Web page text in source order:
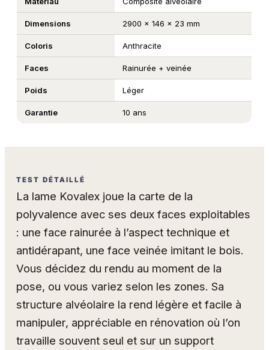
Dimensions 2900 x 146 x 23 mm
Coloris Anthracite
Faces Rainurée + veinée
Poids Léger
Garantie 10 ans
TEST DÉTAILLÉ
La lame Kovalex joue la carte de la
polyvalence avec ses deux faces exploitables
: une face rainurée à l’aspect technique et
antidérapant, une face veinée imitant le bois.
Vous décidez du rendu au moment de la
pose, ou vous variez selon les zones. Sa
structure alvéolaire la rend légère et facile à
manipuler, appréciable en rénovation où l’on
travaille souvent seul et sur un support